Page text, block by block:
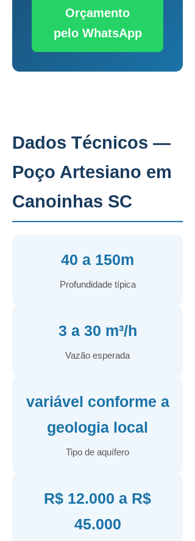
Orçamento
pelo WhatsApp
Dados Técnicos —
Poço Artesiano em
Canoinhas SC
40 a 150m
Profundidade típica
3 a 30 m³/h
Vazão esperada
variável conforme a
geologia local
Tipo de aquífero
R$ 12.000 a R$
45.000